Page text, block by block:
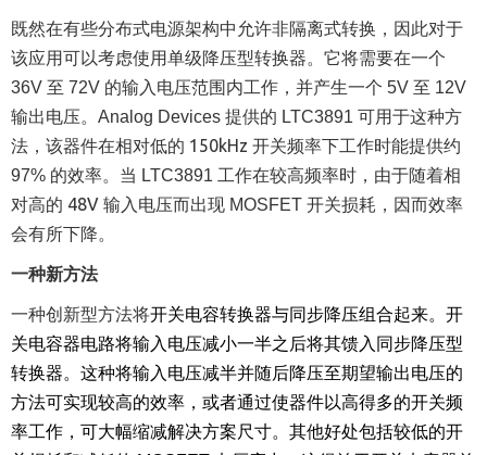
既然在有些分布式电源架构中允许非隔离式转换，因此对于
该应用可以考虑使用单级降压型转换器。它将需要在一个
36V 至 72V 的输入电压范围内工作，并产生一个 5V 至 12V
输出电压。 Analog Devices 提供的 LTC3891 可用于这种方
法，该器件在相对低的 150kHz 开关频率下工作时能提供约
97% 的效率。当 LTC3891 工作在较高频率时，由于随着相
对高的 48V 输入电压而出现 MOSFET 开关损耗，因而效率
会有所下降。
一种新方法
一种创新型方法将开关电容转换器与同步降压组合起来。开
关电容器电路将输入电压减小一半之后将其馈入同步降压型
转换器。这种将输入电压减半并随后降压至期望输出电压的
方法可实现较高的效率，或者通过使器件以高得多的开关频
率工作，可大幅缩减解决方案尺寸。其他好处包括较低的开